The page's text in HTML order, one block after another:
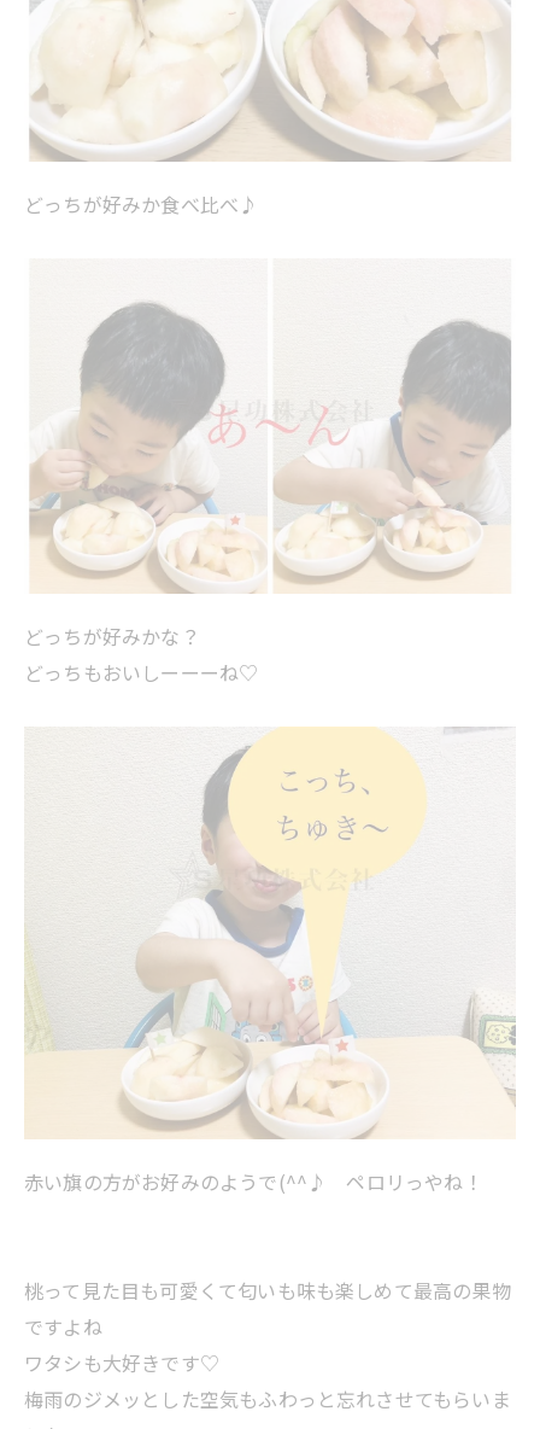
どっちが好みか食べ比べ♪
どっちが好みかな？
どっちもおいしーーーね♡
赤い旗の方がお好みのようで(^^♪ ペロリっやね！
桃って見た目も可愛くて匂いも味も楽しめて最高の果物
ですよね
ワタシも大好きです♡
梅雨のジメッとした空気もふわっと忘れさせてもらいま